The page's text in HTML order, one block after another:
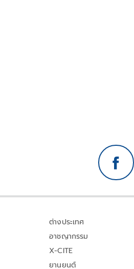
ต่างประเทศ
อาชญากรรม
X-CITE
ยานยนต์